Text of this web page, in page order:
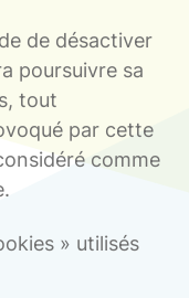
de désactiver
poursuivre sa
tout
par cette
comme
» utilisés